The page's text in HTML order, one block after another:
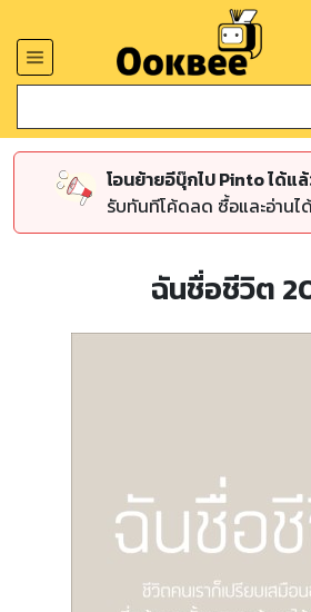
โอนย้ายอีบุ๊กไป Pinto ได้แ
รับทันทีโค้ดลด ซื้อและอ่านไ
ฉันชื่อชีวิต